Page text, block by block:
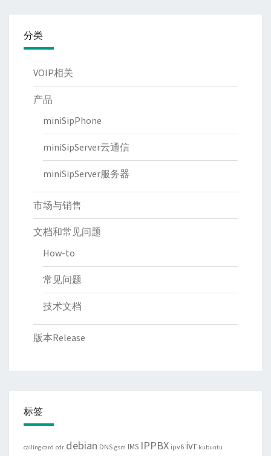
分类
VOIP相关
产品
miniSipPhone
miniSipServer云通信
miniSipServer服务器
市场与销售
文档和常见问题
How-to
常见问题
技术文档
版本Release
标签
calling card cdr debian DNS gsm IMS IPPBX ipv6 ivr kubuntu